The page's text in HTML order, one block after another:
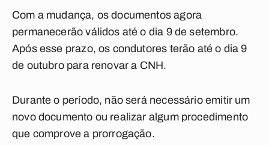
Com a mudança, os documentos agora
permanecerão válidos até o dia 9 de setembro.
Após esse prazo, os condutores terão até o dia 9
de outubro para renovar a CNH.
Durante o período, não será necessário emitir um
novo documento ou realizar algum procedimento
que comprove a prorrogação.